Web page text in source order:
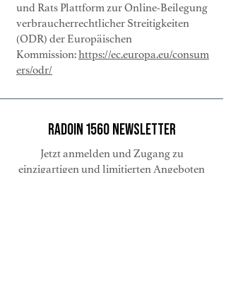
und Rats Plattform zur Online-Beilegung
verbraucherrechtlicher Streitigkeiten
(ODR) der Europäischen
Kommission:https://ec.europa.eu/consum
ers/odr/
RADOIN 1560 NEWSLETTER
Jetzt anmelden und Zugang zu
einzigartigen und limitierten Angeboten